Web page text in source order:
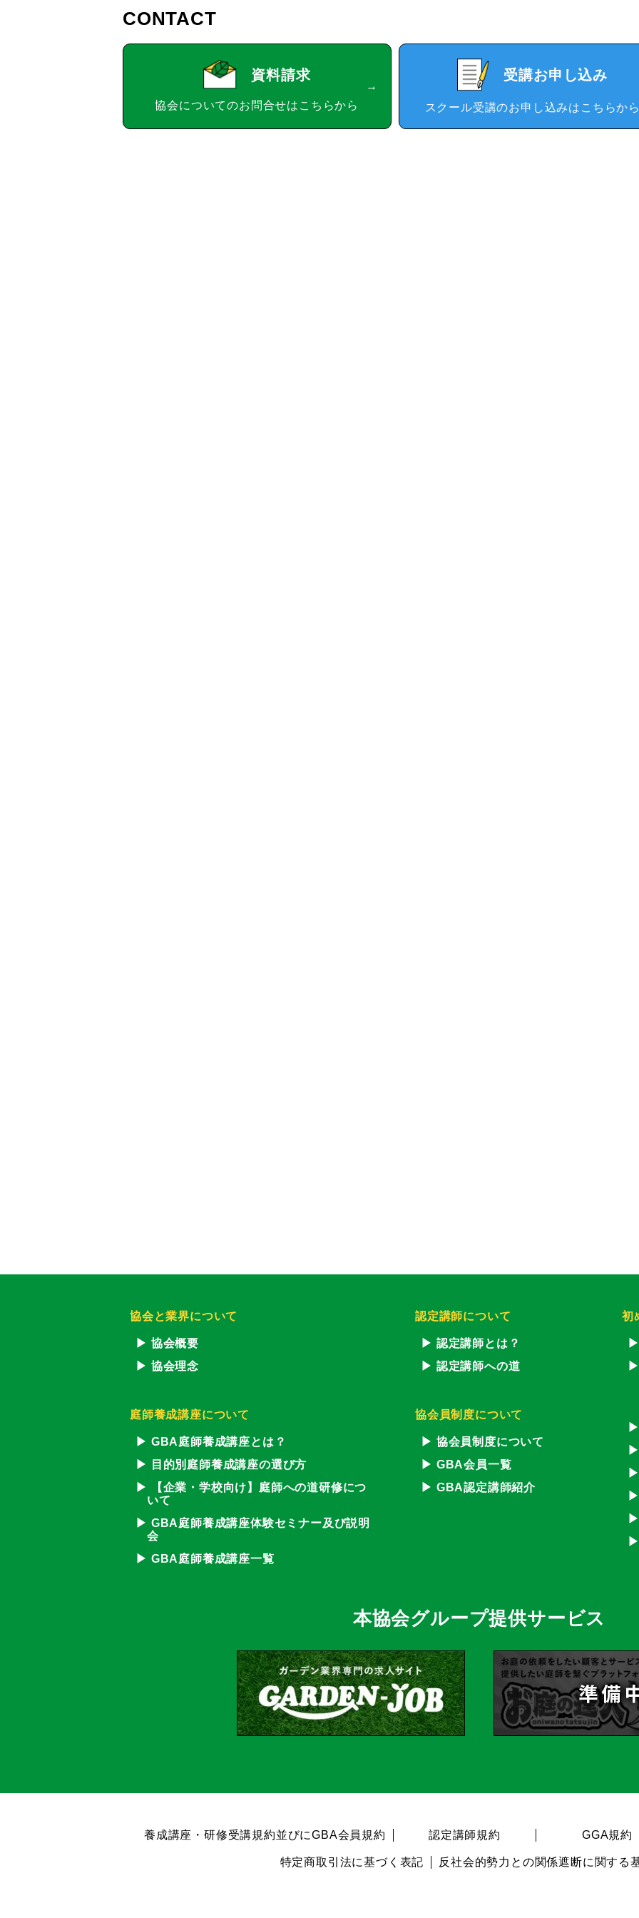
CONTACT
資料請求
協会についてのお問合せはこちらから
受講お申し込み
スクール受講のお申し込みはこちらか
協会と業界について
協会概要
協会理念
庭師養成講座について
GBA庭師養成講座とは？
目的別庭師養成講座の選び方
【企業・学校向け】庭師への道研修につ
いて
GBA庭師養成講座体験セミナー及び説明
会
GBA庭師養成講座一覧
認定講師について
認定講師とは？
認定講師への道
協会員制度について
協会員制度について
GBA会員一覧
GBA認定講師紹介
初
本協会グループ提供サービス
養成講座・研修受講規約並びにGBA会員規約 認定講師規約 GGA規約
特定商取引法に基づく表記 反社会的勢力との関係遮断に関する